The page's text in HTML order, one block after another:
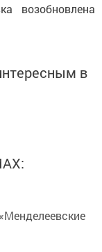
возобновлена
в
«Менделеевские